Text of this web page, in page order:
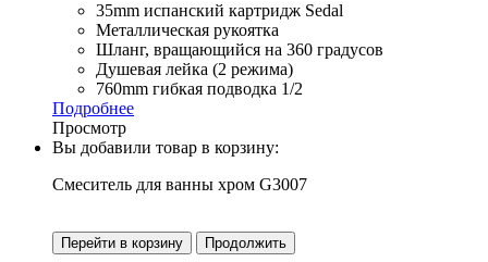
35mm испанский картридж Sedal
Металлическая рукоятка
Шланг, вращающийся на 360 градусов
Душевая лейка (2 режима)
760mm гибкая подводка 1/2
Подробнее
Просмотр
Вы добавили товар в корзину:
Смеситель для ванны хром G3007
Перейти в корзину Продолжить